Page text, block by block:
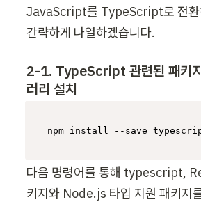
JavaScript를 TypeScript로 전환
간략하게 나열하겠습니다.
2-1. TypeScript 관련된 패키
러리 설치
npm install --save
다음 명령어를 통해 typescript,
키지와 Node.js 타입 지원 패키지